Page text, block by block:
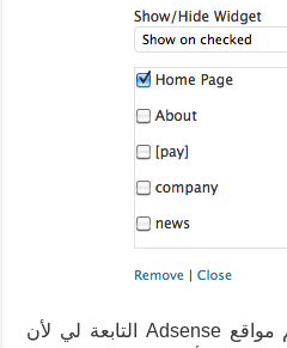
يمكنني استخدامه في معظم مواقع Adsense التابعة لي لأن